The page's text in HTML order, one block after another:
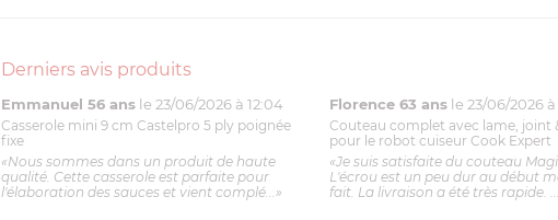
Derniers avis produits
Emmanuel 56 ans le 23/06/2026 à 12:04
Casserole mini 9 cm Castelpro 5 ply poignée
fixe
«Nous sommes dans un produit de haute
qualité. Cette casserole est parfaite pour
l'élaboration des sauces et vient complé...»
Florence 63 ans le 23/06/2026 à
Couteau complet avec lame, joint
pour le robot cuiseur Cook Expert
«Je suis satisfaite du couteau
L'écrou est un peu dur au début
fait. La livraison a été très rapide.